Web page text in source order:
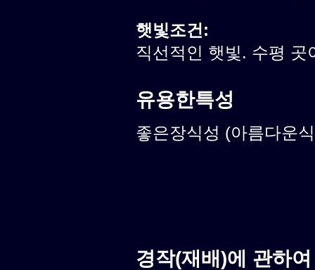
햇빛조건:
직선적인 햇빛. 수평
유용한특성
좋은장식성 (아름다운
경작(재배)에 관하